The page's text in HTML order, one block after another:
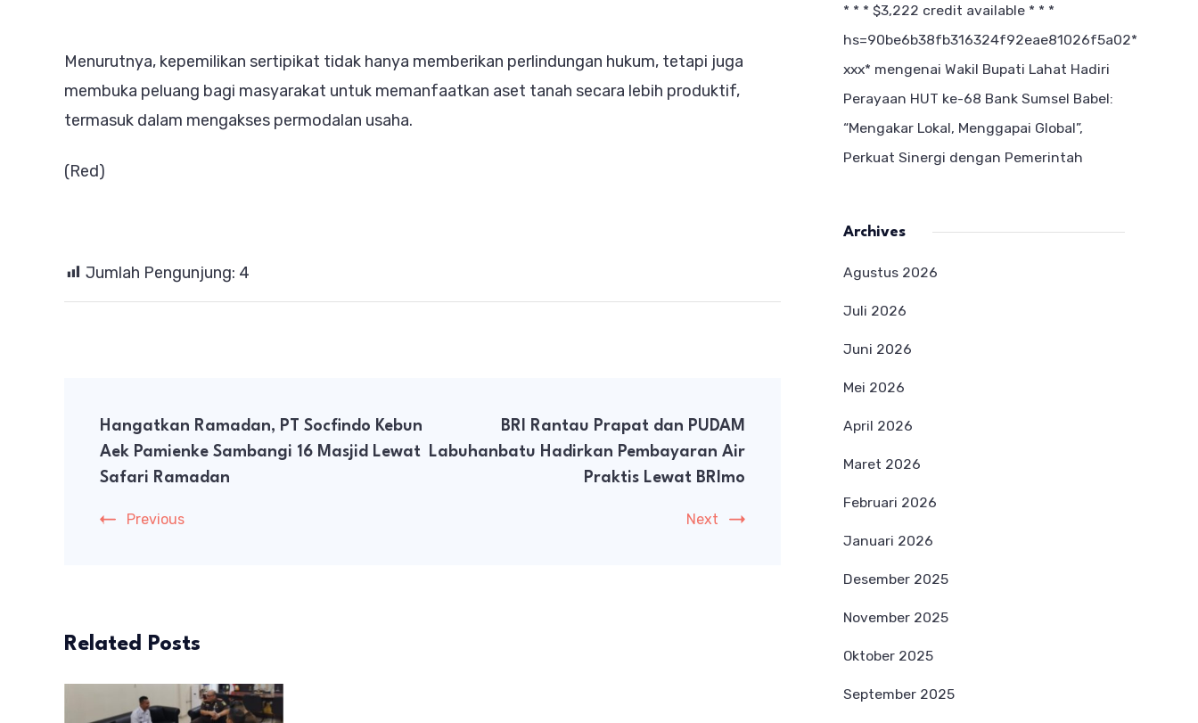
Menurutnya, kepemilikan sertipikat tidak hanya memberikan perlindungan hukum, tetapi juga
membuka peluang bagi masyarakat untuk memanfaatkan aset tanah secara lebih produktif,
termasuk dalam mengakses permodalan usaha.
(Red)
Jumlah Pengunjung: 4
Navigation
Hangatkan Ramadan, PT Socfindo Kebun
Aek Pamienke Sambangi 16 Masjid Lewat
Safari Ramadan
Previous
BRI Rantau Prapat dan PUDAM
Labuhanbatu Hadirkan Pembayaran Air
Praktis Lewat BRImo
Next
Related Posts
* * * $3,222 credit available * * *
hs=90be6b38fb316324f92eae81026f5a02*
ххх* mengenai Wakil Bupati Lahat Hadiri
Perayaan HUT ke-68 Bank Sumsel Babel:
“Mengakar Lokal, Menggapai Global”,
Perkuat Sinergi dengan Pemerintah
Archives
Agustus 2026
Juli 2026
Juni 2026
Mei 2026
April 2026
Maret 2026
Februari 2026
Januari 2026
Desember 2025
November 2025
Oktober 2025
September 2025